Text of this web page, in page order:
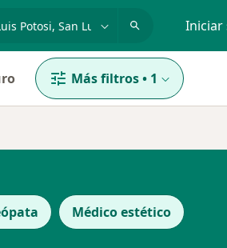
Iniciar
Más filtros• 1
Médico estético